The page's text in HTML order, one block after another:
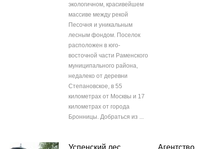
экологичном, красивейшем
массиве между рекой
Песочня и уникальным
лесным фондом. Поселок
расположен в юго-
восточной части Раменского
муниципального района,
недалеко от деревни
Степановское, в 55
километрах от Москвы и 17
километрах от города
Бронницы. Добраться из ...
Успенский лес Агентство